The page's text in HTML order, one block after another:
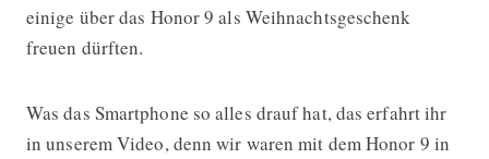
einige über das Honor 9 als Weihnachtsgeschenk
freuen dürften.
Was das Smartphone so alles drauf hat, das erfahrt ihr
in unserem Video, denn wir waren mit dem Honor 9 in